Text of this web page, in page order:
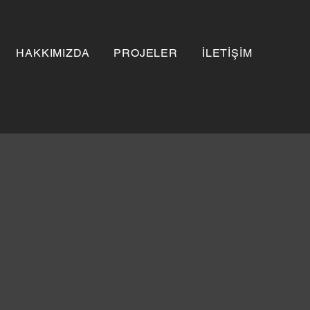
HAKKIMIZDA PROJELER İLETİŞİM